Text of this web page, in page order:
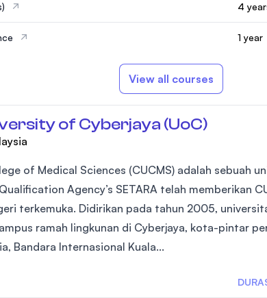
4
1 year
View all courses
of Cyberjaya (UoC)
of Medical Sciences (CUCMS) adalah sebuah
Agency’s SETARA telah memberikan
terkemuka. Didirikan pada tahun 2005,
ramah lingkunan di Cyberjaya, kota-pintar
Bandara Internasional Kuala...